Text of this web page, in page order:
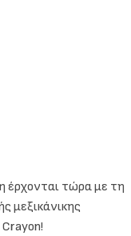
έρχονται τώρα με τη
μεξικάνικης